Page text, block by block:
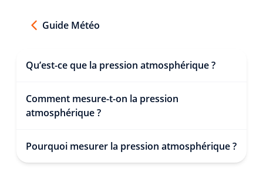
Guide Météo
Qu’est-ce que la pression atmosphérique ?
Comment mesure-t-on la pression
atmosphérique ?
Pourquoi mesurer la pression atmosphérique ?